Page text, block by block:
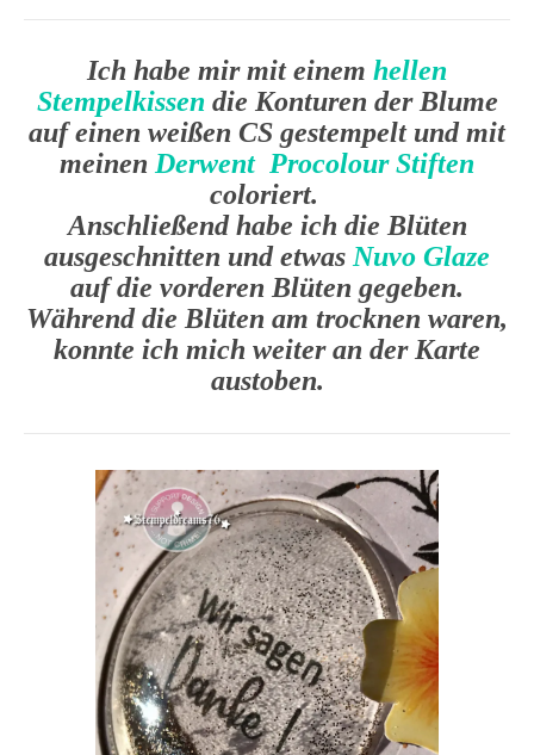
Ich habe mir mit einem hellen
Stempelkissen die Konturen der Blume
auf einen weißen CS gestempelt und mit
meinen Derwent Procolour Stiften
coloriert.
Anschließend habe ich die Blüten
ausgeschnitten und etwasNuvo Glaze
auf die vorderen Blüten gegeben.
Während die Blüten am trocknen waren,
konnte ich mich weiter an der Karte
austoben.